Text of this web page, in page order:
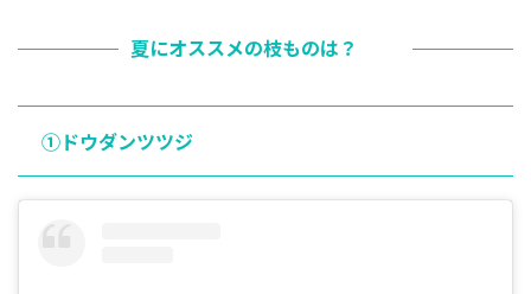
夏にオススメの枝ものは？
①ドウダンツツジ